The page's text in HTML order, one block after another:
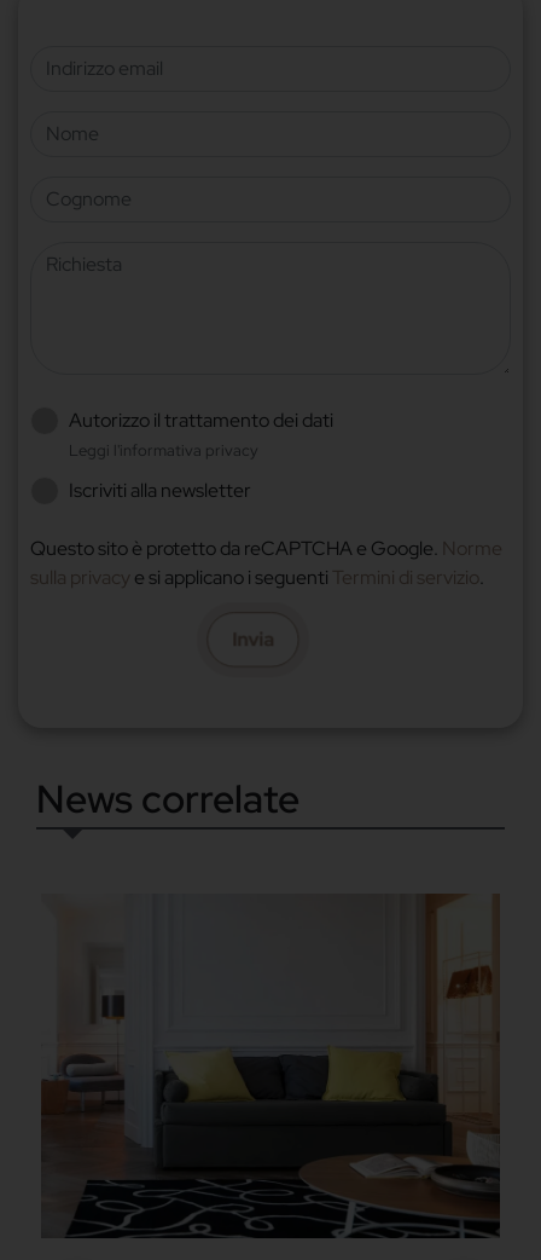
Indirizzo email
Nome
Cognome
Richiesta
Autorizzo il trattamento dei dati
Leggi l'informativa privacy
Iscriviti alla newsletter
Questo sito è protetto da reCAPTCHA e Google. Norme
sulla privacy e si applicano i seguenti Termini di servizio.
Invia
News correlate